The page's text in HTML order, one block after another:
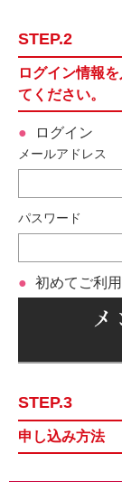
STEP.2
ログイン情報
てください。
ログイン
メールアドレス
パスワード
初めてご利
STEP.3
申し込み方法